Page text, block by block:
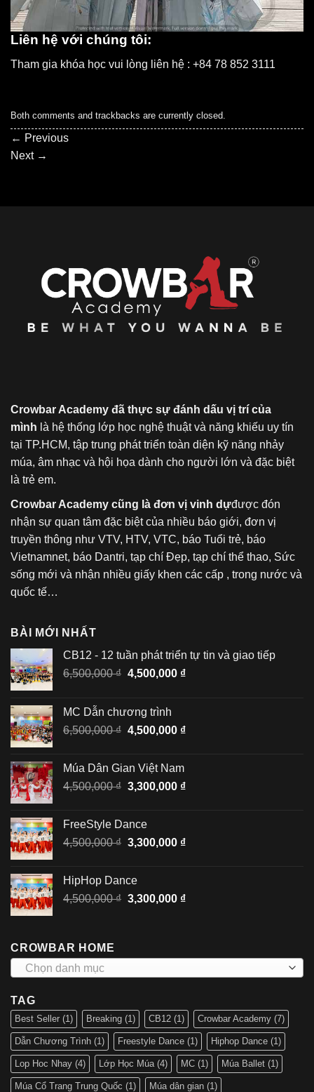
Liên hệ với chúng tôi:
Tham gia khóa học vui lòng liên hệ : +84 78 852 3111
Both comments and trackbacks are currently closed.
← Previous
Next →
Crowbar Academy đã thực sự đánh dấu vị trí của
mình là hệ thống lớp học nghệ thuật và năng khiếu uy tín
tại TP.HCM, tập trung phát triển toàn diện kỹ năng nhảy
múa, âm nhạc và hội họa dành cho người lớn và đặc biệt
là trẻ em.
Crowbar Academy cũng là đơn vị vinh dựđược đón
nhận sự quan tâm đặc biệt của nhiều báo giới, đơn vị
truyền thông như VTV, HTV, VTC, báo Tuổi trẻ, báo
Vietnamnet, báo Dantri, tạp chí Đẹp, tạp chí thể thao, Sức
sống mới và nhận nhiều giấy khen các cấp , trong nước và
quốc tế…
BÀI MỚI NHẤT
CB12 - 12 tuần phát triển tự tin và giao tiếp
6,500,000₫ Giá
6,500,000 ₫.
4,500,000 ₫Giá
4,500,000 ₫.
MC Dẫn chương trình
6,500,000₫ Giá
6,500,000 ₫.
4,500,000 ₫Giá
4,500,000 ₫.
Múa Dân Gian Việt Nam
4,500,000₫ Giá
4,500,000 ₫.
3,300,000 ₫Giá
3,300,000 ₫.
FreeStyle Dance
4,500,000₫ Giá
4,500,000 ₫.
3,300,000 ₫Giá
3,300,000 ₫.
HipHop Dance
4,500,000₫ Giá
3,300,000 ₫Giá
3,300,000 ₫.
CROWBAR HOME
Chọn danh mục
TAG
Best Seller (1) Breaking (1) CB12 (1) Crowbar Academy (7)
Dẫn Chương Trình (1) Freestyle Dance (1) Hiphop Dance (1)
Lop Hoc Nhay (4) Lớp Học Múa(4) MC (1) Múa Ballet (1)
Múa Cổ Trang Trung Quốc (1) Múa dân gian (1)